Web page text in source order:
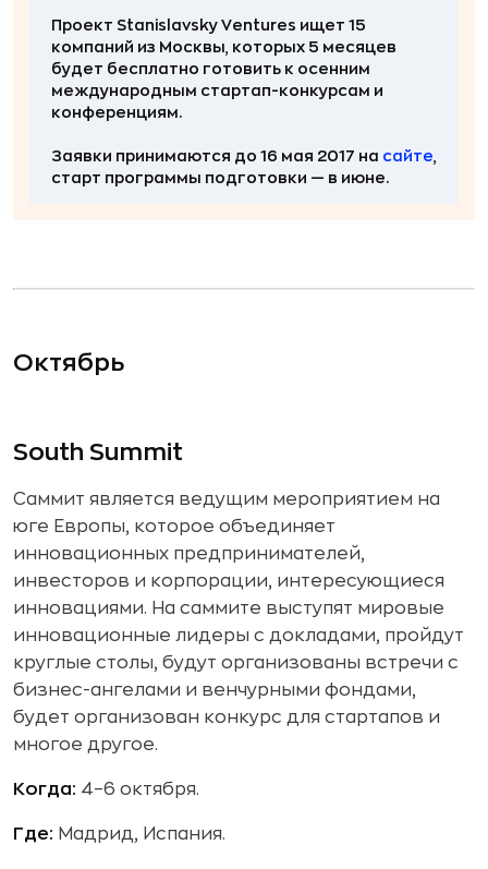
Проект Stanislavsky Ventures ищет 15
компаний из Москвы , которых 5 месяцев
будет бесплатно готовить к осенним
международным стартап-конкурсам и
конференциям.
Заявки принимаются до 16 мая 2017 на сайте
старт программы подготовки — в июне.
Октябрь
South Summit
Саммит является ведущим мероприятием на
юге Европы, которое объединяет
инновационных предпринимателей,
инвесторов и корпорации, интересующиеся
инновациями. На саммите выступят мировые
инновационные лидеры с докладами, пройдут
круглые столы, будут организованы встречи с
бизнес-ангелами и венчурными фондами,
будет организован конкурс для стартапов и
многое другое.
Когда: 4–6 октября.
Где: Мадрид, Испания.